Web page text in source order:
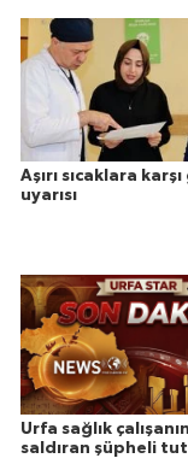
Aşırı sıcaklara
uyarısı
Urfa sağlık
saldıran şüpheli